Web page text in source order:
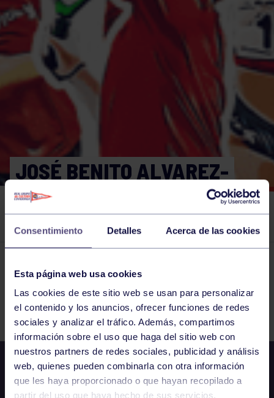
Consentimiento Detalles Acerca de las cookies
Esta página web usa cookies
Las cookies de este sitio web se usan para personalizar
el contenido y los anuncios, ofrecer funciones de redes
sociales y analizar el tráfico. Además, compartimos
información sobre el uso que haga del sitio web con
nuestros partners de redes sociales, publicidad y análisis
web, quienes pueden combinarla con otra información
que les haya proporcionado o que hayan recopilado a
partir del uso que haya hecho de sus servicios.
JOSÉ BENITO ALVAREZ-
BUYLLA POR JANEL
CUESTA
El grupo en prensa
Comparte